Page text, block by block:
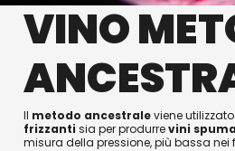
VINO
Il metodo ancestraleviene
frizzanti sia per produrrevini
misura della pressione, più bassa nei